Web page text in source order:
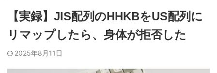
【実録】JIS配列のHHKBをUS配列に
リマップしたら、身体が拒否した
2025年8月11日